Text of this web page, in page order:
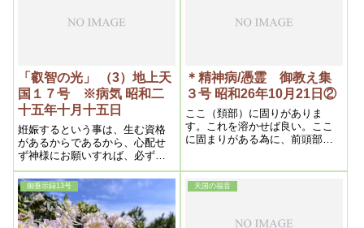
は開く形で、無数の数を表わ
要はない訳である。つまり医療
「叡智の光」 （3）地上天
国１７号 ※病気 昭和二
十五年十月十五日
姙娠するという事は、生む資格
があるからであるから、心配せ
ず神様にお願いすれば、必ず生
めるが、ただ二回の人工流産の
不自然的人為方法が災いしなけ
ればよいと懸念される点がある
から、出来るだけ浄霊をするよ
うにしなさい。
＊精神病/憑霊 御教え集
３号 昭和26年10月21日②
ここ（頚部）に固りがありま
す。これを溶かせば良い。ここ
に固まりがある為に、前頭部が
――いくらでも憑く。自分達の
良い遊び場ができたと言う訳で
れが狐達には面白い
御垂示録13号 天国の福音